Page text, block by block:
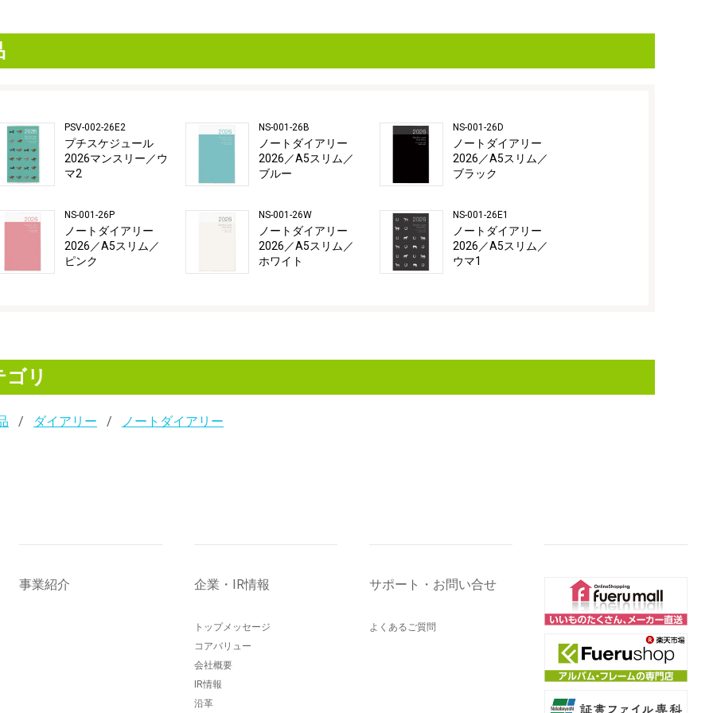
PSV-002-26E2
プチスケジュール
2026マンスリー／ウ
マ2
NS-001-26P
ノートダイアリー
2026／A5スリム／
ピンク
NS-001-26B
ノートダイアリー
2026／A5スリム／
ブルー
NS-001-26W
ノートダイアリー
2026／A5スリム／
ホワイト
NS-001-26D
ノートダイアリー
2026／A5スリム／
ブラック
NS-001-26E1
ノートダイアリー
2026／A5スリム／
ウマ1
リ
ダイアリー ノートダイアリー
事業紹介 企業・IR情報
トップメッセージ
コアバリュー
会社概要
IR情報
沿革
サポート・お問い合せ
よくあるご質問